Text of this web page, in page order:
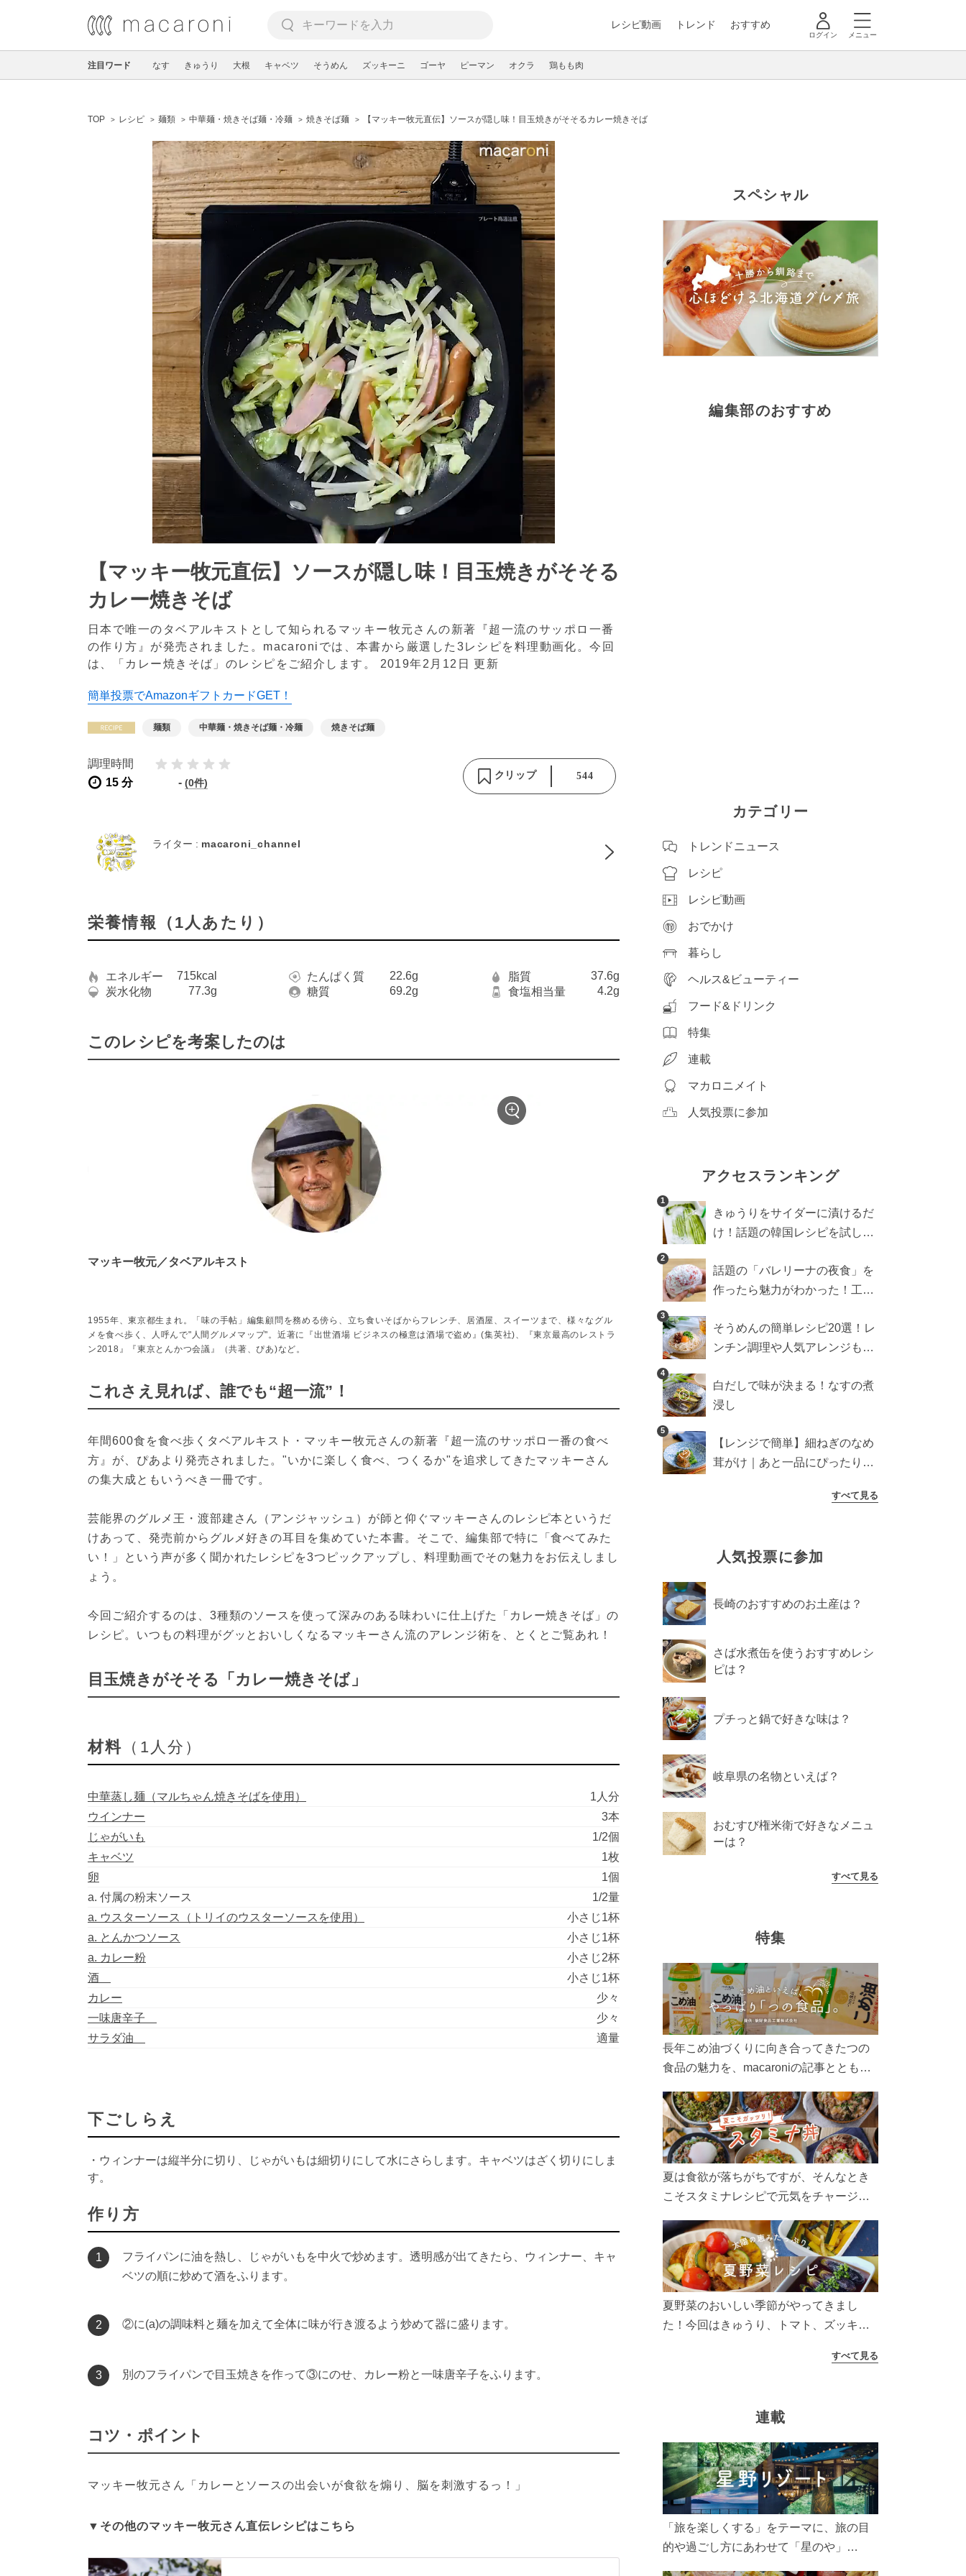
レシピ動画 トレンド おすすめ
ログイン メニュー
注目ワード なす きゅうり 大根 キャベツ そうめん ズッキーニ ゴーヤ ピーマン オクラ 鶏もも肉
TOP レシピ 麺類 中華麺・焼きそば麺・冷麺 焼きそば麺 【マッキー牧元直伝】ソースが隠し味！目玉焼きがそそるカレー焼きそば
【マッキー牧元直伝】ソースが隠し味！目玉焼きがそそる
カレー焼きそば
日本で唯一のタベアルキストとして知られるマッキー牧元さんの新著『超一流のサッポロ一番
の作り方』が発売されました。macaroniでは、本書から厳選した3レシピを料理動画化。今回
は、「カレー焼きそば」のレシピをご紹介します。 2019年2月12日 更新
簡単投票でAmazonギフトカードGET！
麺類 中華麺・焼きそば麺・冷麺 焼きそば麺
調理時間
15 分
- (0件)
クリップ 544
ライター : macaroni_channel
栄養情報（1人あたり）
エネルギー 715kcal たんぱく質 22.6g 脂質
37.6g
炭水化物
77.3g 糖質 69.2g 食塩相当量 4.2g
このレシピを考案したのは
マッキー牧元／タベアルキスト
1955年、東京都生まれ。「味の手帖」編集顧問を務める傍ら、立ち食いそばからフレンチ、居酒屋、スイーツまで、様々なグル
メを食べ歩く、人呼んで"人間グルメマップ"。近著に『出世酒場 ビジネスの極意は酒場で盗め』(集英社)、『東京最高のレストラ
ン2018』『東京とんかつ会議』（共著、ぴあ)など。
これさえ見れば、誰でも“超一流”！
年間600食を食べ歩くタベアルキスト・マッキー牧元さんの新著『超一流のサッポロ一番の食べ
方』が、ぴあより発売されました。"いかに楽しく食べ、つくるか"を追求してきたマッキーさん
の集大成ともいうべき一冊です。
芸能界のグルメ王・渡部建さん（アンジャッシュ）が師と仰ぐマッキーさんのレシピ本というだ
けあって、発売前からグルメ好きの耳目を集めていた本書。そこで、編集部で特に「食べてみた
い！」という声が多く聞かれたレシピを3つピックアップし、料理動画でその魅力をお伝えしまし
ょう。
今回ご紹介するのは、3種類のソースを使って深みのある味わいに仕上げた「カレー焼きそば」の
レシピ。いつもの料理がグッとおいしくなるマッキーさん流のアレンジ術を、とくとご覧あれ！
目玉焼きがそそる「カレー焼きそば」
材料 （1人分）
中華蒸し麺（マルちゃん焼きそばを使用）
1人分
ウインナー
3本
じゃがいも
1/2個
キャベツ
1枚
卵
1個
a. 付属の粉末ソース
1/2量
a. ウスターソース（トリイのウスターソースを使用）
小さじ1杯
a. とんかつソース
小さじ1杯
a. カレー粉
小さじ2杯
酒
小さじ1杯
カレー
少々
一味唐辛子
少々
サラダ油
適量
下ごしらえ
・ウィンナーは縦半分に切り、じゃがいもは細切りにして水にさらします。キャベツはざく切りにしま
す。
作り方
1
フライパンに油を熱し、じゃがいもを中火で炒めます。透明感が出てきたら、ウィンナー、キャ
ベツの順に炒めて酒をふります。
2 ②に(a)の調味料と麺を加えて全体に味が行き渡るよう炒めて器に盛ります。
3 別のフライパンで目玉焼きを作って③にのせ、カレー粉と一味唐辛子をふります。
コツ・ポイント
マッキー牧元さん「カレーとソースの出会いが食欲を煽り、脳を刺激するっ！」
▼その他のマッキー牧元さん直伝レシピはこちら
スペシャル
編集部のおすすめ
カテゴリー
トレンドニュース
レシピ
レシピ動画
おでかけ
暮らし
ヘルス&ビューティー
フード&ドリンク
特集
連載
マカロニメイト
人気投票に参加
アクセスランキング
1
きゅうりをサイダーに漬けるだ
け！話題の韓国レシピを試した
2
話題の「バレリーナの夜食」を
作ったら魅力がわかった！工程
3
そうめんの簡単レシピ20選！レ
ンチン調理や人気アレンジも紹
4
白だしで味が決まる！なすの煮
浸し
5
【レンジで簡単】細ねぎのなめ
茸がけ｜あと一品にぴったり副
すべて見る
人気投票に参加
長崎のおすすめのお土産は？
さば水煮缶を使うおすすめレシ
ピは？
プチっと鍋で好きな味は？
岐阜県の名物といえば？
おむすび権米衛で好きなメニュ
ーは？
すべて見る
特集
長年こめ油づくりに向き合ってきたつの
食品の魅力を、macaroniの記事とともに
ん、製造現場や品質へのこだわりまで。
こめ油をもっと好きになるコンテンツを
ぜひお楽しみください。
夏は食欲が落ちがちですが、そんなとき
こそスタミナレシピで元気をチャージ！
リ食べて、夏バテを吹き飛ばしましょ
う！
夏野菜のおいしい季節がやってきまし
た！今回はきゅうり、トマト、ズッキー
太陽の光をたっぷりあびた夏野菜は栄養
すべて見る
連載
「旅を楽しくする」をテーマに、旅の目
的や過ごし方にあわせて「星のや」